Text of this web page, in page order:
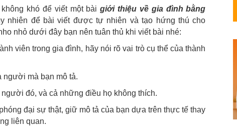
khó để viết một bàigiới thiệu về gia đình bằng
nhiên để bài viết được tự nhiên và tạo hứng thú cho
nhỏ dưới đây bạn nên tuân thủ khi viết bài nhé:
viên trong gia đình, hãy nói rõ vai trò cụ thể của thành
người mà bạn mô tả.
đó, và cả những điều họ không thích.
đại sự thật, giữ mô tả của bạn dựa trên thực tế thay
liên quan.